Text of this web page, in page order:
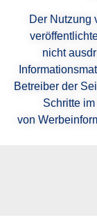
Der Nutzung
nicht
Betreiber der
Schritte
von